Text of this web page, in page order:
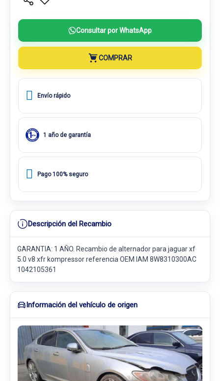
Consultar por WhatsApp
COMPRAR
Envío rápido
1 año de garantía
Pago 100% seguro
Descripción del Recambio
GARANTIA: 1 AÑO. Recambio de alternador para jaguar xf
5.0 v8 xfr kompressor referencia OEM IAM 8W8310300AC
1042105361
Información del vehículo de origen